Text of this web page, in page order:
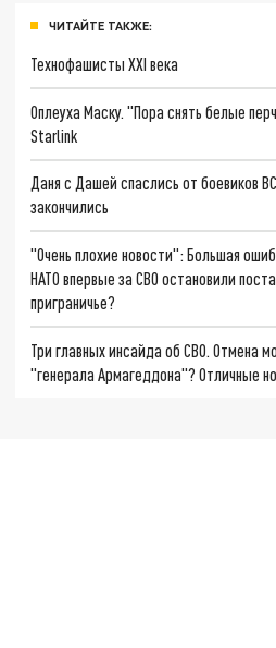
ЧИТАЙТЕ ТАКЖЕ:
Технофашисты XXI века
Оплеуха Маску. "Пора снять белые
Starlink
Даня с Дашей спаслись от боевиков
закончились
"Очень плохие новости": Большая
НАТО впервые за СВО остановили
приграничье?
Три главных инсайда об СВО. Отмена
"генерала Армагеддона"? Отличные